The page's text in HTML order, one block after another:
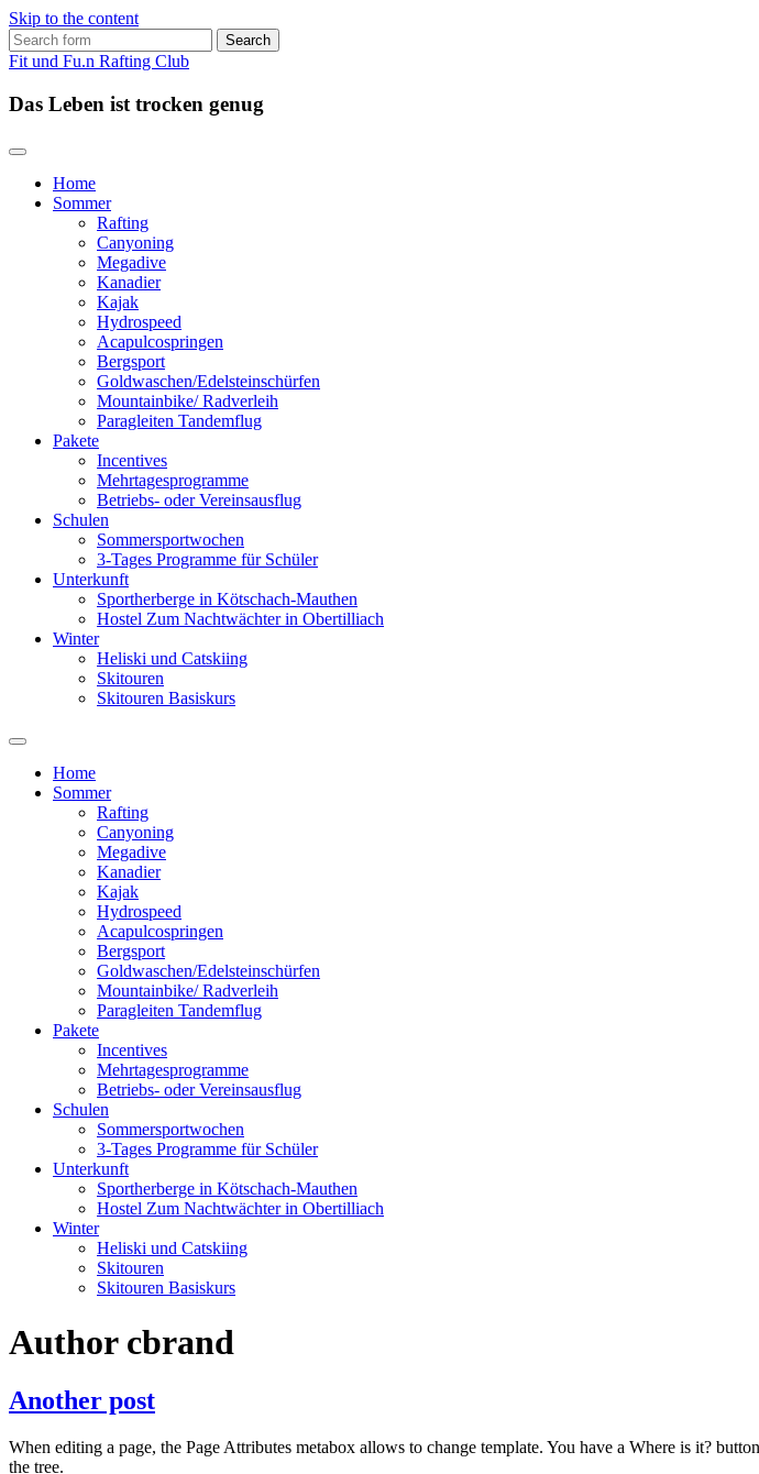
Skip to the content
Search
for:
Fit und Fu.n Rafting Club
Das Leben ist trocken genug
Home
Sommer
Rafting
Canyoning
Megadive
Kanadier
Kajak
Hydrospeed
Acapulcospringen
Bergsport
Goldwaschen/Edelsteinschürfen
Mountainbike/ Radverleih
Paragleiten Tandemflug
Pakete
Incentives
Mehrtagesprogramme
Betriebs- oder Vereinsausflug
Schulen
Sommersportwochen
3-Tages Programme für Schüler
Unterkunft
Sportherberge in Kötschach-Mauthen
Hostel Zum Nachtwächter in Obertilliach
Winter
Heliski und Catskiing
Skitouren
Skitouren Basiskurs
Toggle
search
field
Home
Sommer
Rafting
Canyoning
Megadive
Kanadier
Kajak
Hydrospeed
Acapulcospringen
Bergsport
Goldwaschen/Edelsteinschürfen
Mountainbike/ Radverleih
Paragleiten Tandemflug
Pakete
Incentives
Mehrtagesprogramme
Betriebs- oder Vereinsausflug
Schulen
Sommersportwochen
3-Tages Programme für Schüler
Unterkunft
Sportherberge in Kötschach-Mauthen
Hostel Zum Nachtwächter in Obertilliach
Winter
Heliski und Catskiing
Skitouren
Skitouren Basiskurs
Author cbrand
Another post
When editing a page, the Page Attributes metabox allows to change template. You have a Where is it?
the tree.